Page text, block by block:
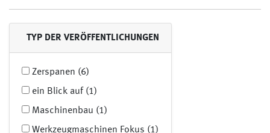
TYP DER VERÖFFENTLICHUNGEN
Zerspanen (6)
ein Blick auf (1)
Maschinenbau (1)
Werkzeugmaschinen Fokus (1)